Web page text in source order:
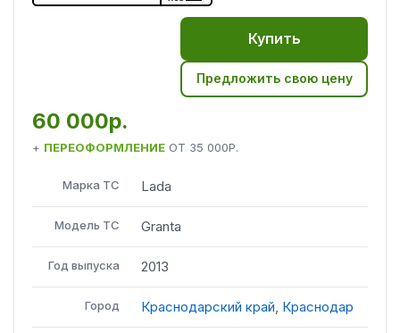
Купить
Предложить свою цену
60 000р.
+ ПЕРЕОФОРМЛЕНИЕ ОТ 35 000Р.
Марка ТС Lada
Модель ТС Granta
Год выпуска 2013
Город Краснодарский край Краснодар